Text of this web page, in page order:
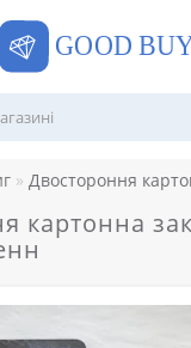
Двостороння
картонна